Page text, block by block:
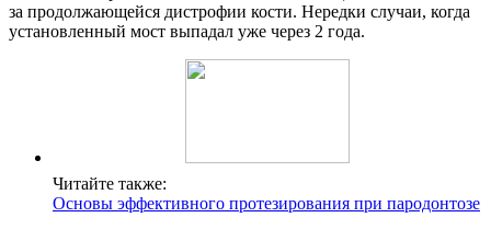
за продолжающейся дистрофии кости. Нередки случаи, когда
установленный мост выпадал уже через 2 года.
Читайте также:
Основы эффективного протезирования при пародонтозе